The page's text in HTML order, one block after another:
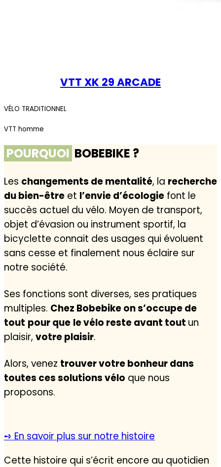
VTT XK 29 ARCADE
VÉLO TRADITIONNEL
VTT homme
POURQUOI BOBEBIKE ?
Les changements de mentalité, la recherche
du bien-être et l’envie d’écologie font le
succès actuel du vélo. Moyen de transport,
objet d’évasion ou instrument sportif, la
bicyclette connait des usages qui évoluent
sans cesse et finalement nous éclaire sur
notre société.
Ses fonctions sont diverses, ses pratiques
multiples. Chez Bobebike on s’occupe de
tout pour que le vélo reste avant tout un
plaisir, votre plaisir.
Alors, venez trouver votre bonheur dans
toutes ces solutions vélo que nous
proposons.
➺ En savoir plus sur notre histoire
Cette histoire qui s’écrit encore au quotidien